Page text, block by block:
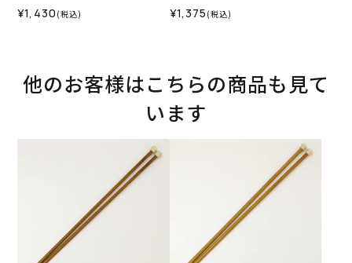
¥1,430 (税込) ¥1,375 (税込)
他のお客様はこちらの商品も見て
います